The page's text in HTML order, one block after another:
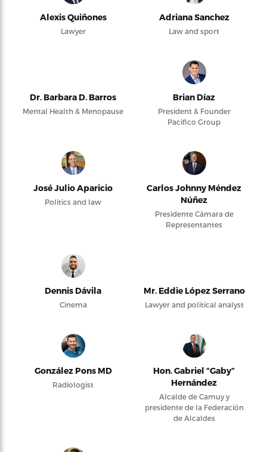
Alexis Quiñones
Lawyer
Adriana Sanchez
Law and sport
Dr. Barbara D. Barros
Mental Health & Menopause
Brian Díaz
President & Founder
Pacifico Group
José Julio Aparicio
Politics and law
Carlos Johnny Méndez
Núñez
Presidente Cámara de
Representantes
Dennis Dávila
Cinema
Mr. Eddie López Serrano
Lawyer and political analyst
González Pons MD
Radiologist
Hon. Gabriel “Gaby”
Hernández
Alcalde de Camuy y
presidente de la Federación
de Alcaldes